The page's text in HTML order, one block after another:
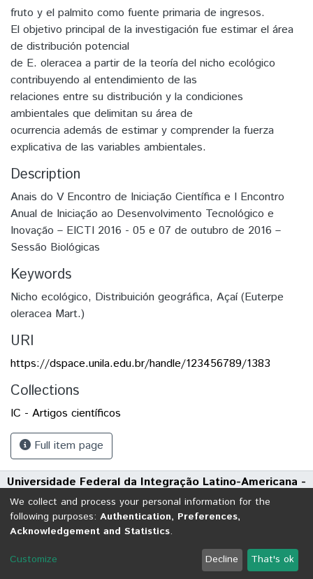
fruto y el palmito como fuente primaria de ingresos.
El objetivo principal de la investigación fue estimar el área
de distribución potencial
de E. oleracea a partir de la teoría del nicho ecológico
contribuyendo al entendimiento de las
relaciones entre su distribución y la condiciones
ambientales que delimitan su área de
ocurrencia además de estimar y comprender la fuerza
explicativa de las variables ambientales.
Description
Anais do V Encontro de Iniciação Científica e I Encontro
Anual de Iniciação ao Desenvolvimento Tecnológico e
Inovação – EICTI 2016 - 05 e 07 de outubro de 2016 –
Sessão Biológicas
Keywords
Nicho ecológico, Distribuición geográfica, Açaí (Euterpe
oleracea Mart.)
URI
https://dspace.unila.edu.br/handle/123456789/1383
Collections
IC - Artigos científicos
Full item page
Universidade Federal da Integração Latino-Americana -
UNILA
Avenida Tarquínio Joslin dos Santos, 1000 - Polo Universitário
CEP: 85870-650 | Foz do Iguaçu - Paraná
DSpace software
copyright © 2002-2026 LYRASIS
Send Feedback
We collect and process your personal information for the
following purposes: Authentication, Preferences,
Acknowledgement and Statistics.
Customize Decline That's ok